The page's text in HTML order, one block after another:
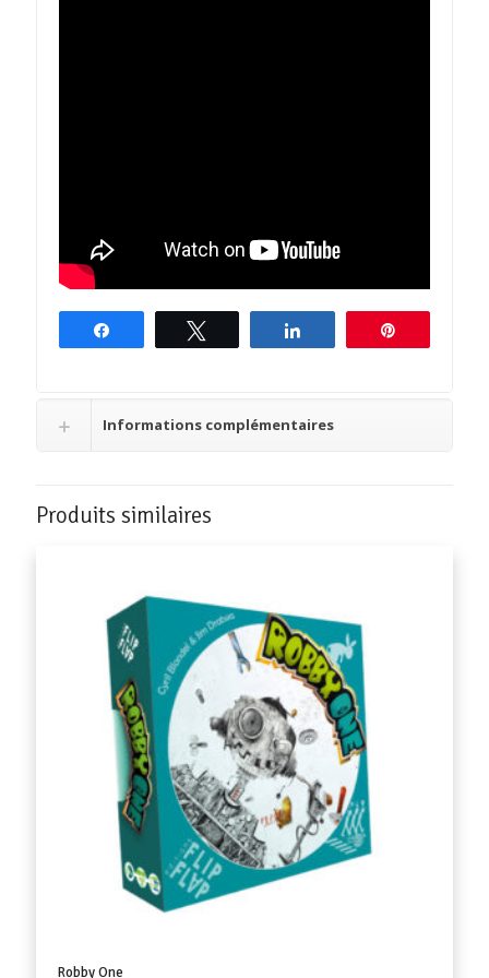
Informations complémentaires
Produits similaires
Robby One